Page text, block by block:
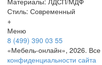
Стиль: Современный
+
Меню
8 (499) 390 03 55
«Мебель-онлайн», 2026.
конфиденциальности сайта